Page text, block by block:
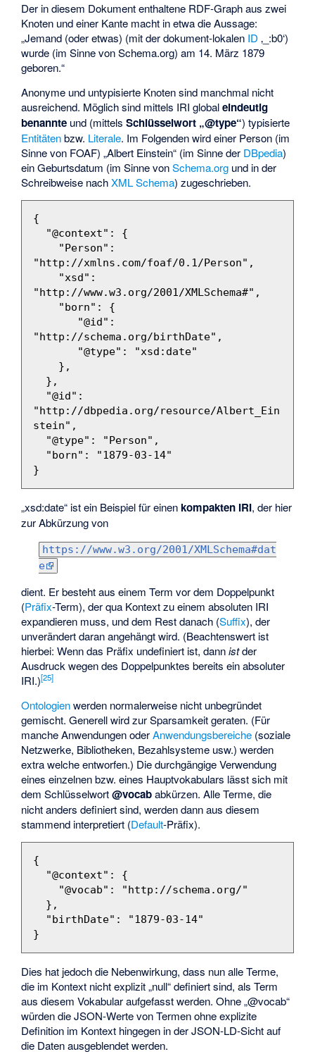
Der in diesem Dokument enthaltene RDF-Graph aus zwei
Knoten und einer Kante macht in etwa die Aussage:
„Jemand (oder etwas) (mit der dokument-lokalen ID ‚_:b0‘)
wurde (im Sinne von Schema.org) am 14. März 1879
geboren.“
Anonyme und untypisierte Knoten sind manchmal nicht
ausreichend. Möglich sind mittels IRI globaleindeutig
benannte und (mittelsSchlüsselwort „@type“) typisierte
Entitätenbzw. Literale. Im Folgenden wird einer Person (im
Sinne von FOAF) „Albert Einstein“ (im Sinne der DBpedia)
ein Geburtsdatum (im Sinne vonSchema.org und in der
Schreibweise nachXML Schema) zugeschrieben.
{
"@context" :
{
"Person" :
"http://xmlns.com/foaf/0.1/Person" ,
"xsd" :
"http://www.w3.org/2001/XMLSchema#" ,
"born" :
{
"@id" :
"http://schema.org/birthDate" ,
"@type" :
"xsd:date"
},
},
"@id" :
"http://dbpedia.org/resource/Albert_Ein
stein" ,
"@type" : "Person" ,
"born" :
"1879-03-14"
}
„xsd:date“ ist ein Beispiel für einenkompakten IRI, der hier
zur Abkürzung von
https://www.w3.org/2001/XMLSchema#dat
e
dient. Er besteht aus einem Term vor dem Doppelpunkt
(Präfix-Term), der qua Kontext zu einem absoluten IRI
expandieren muss, und dem Rest danach (Suffix), der
unverändert daran angehängt wird. (Beachtenswert ist
hierbei: Wenn das Präfix undefiniert ist, dannistder
Ausdruck wegen des Doppelpunktes bereits ein absoluter
IRI.)[25]
Ontologienwerden normalerweise nicht unbegründet
gemischt. Generell wird zur Sparsamkeit geraten. (Für
manche Anwendungen oderAnwendungsbereiche (soziale
Netzwerke, Bibliotheken, Bezahlsysteme usw.) werden
extra welche entworfen.) Die durchgängige Verwendung
eines einzelnen bzw. eines Hauptvokabulars lässt sich mit
dem Schlüsselwort@vocababkürzen. Alle Terme, die
nicht anders definiert sind, werden dann aus diesem
stammend interpretiert (Default-Präfix).
{
"@context" :
{
"@vocab" :
"http://schema.org/"
},
"birthDate" :
"1879-03-14"
}
Dies hat jedoch die Nebenwirkung, dass nun alle Terme,
die im Kontext nicht explizit „null“ definiert sind, als Term
aus diesem Vokabular aufgefasst werden. Ohne „@vocab“
würden die JSON-Werte von Termen ohne explizite
Definition im Kontext hingegen in der JSON-LD-Sicht auf
die Daten ausgeblendet werden.